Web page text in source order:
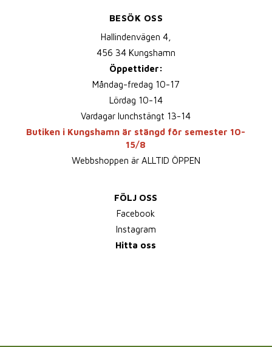
BESÖK OSS
Hallindenvägen 4,
456 34 Kungshamn
Öppettider:
Måndag-fredag 10-17
Lördag 10-14
Vardagar lunchstängt 13-14
Butiken i Kungshamn är stängd för semester 10-
15/8
Webbshoppen är ALLTID ÖPPEN
FÖLJ OSS
Facebook
Instagram
Hitta oss